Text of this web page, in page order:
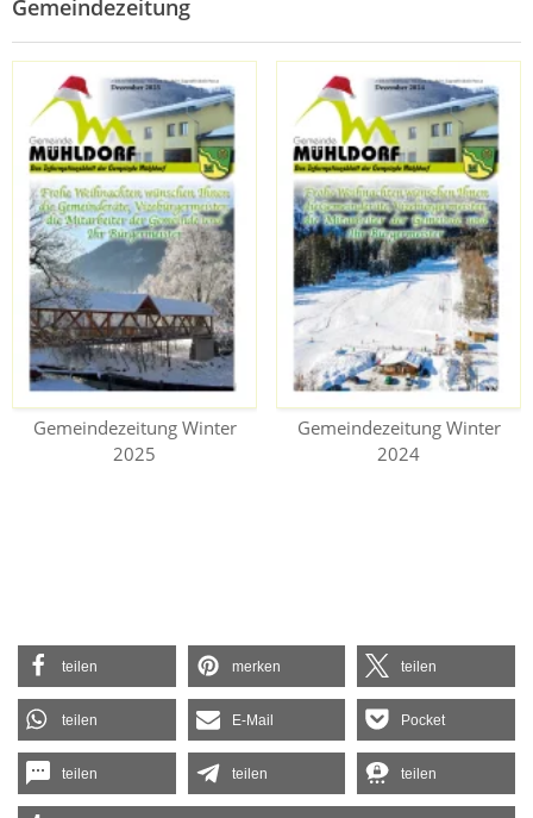
Gemeindezeitung
Gemeindezeitung Winter
2025
Gemeindezeitung Winter
2024
teilen merken teilen
teilen E-Mail Pocket
teilen teilen teilen